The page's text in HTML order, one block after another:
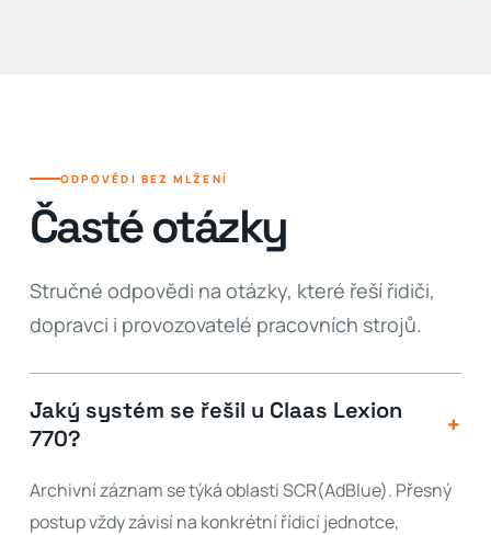
ODPOVĚDI BEZ MLŽENÍ
Časté otázky
Stručné odpovědi na otázky, které řeší řidiči,
dopravci i provozovatelé pracovních strojů.
Jaký systém se řešil u Claas Lexion
770?
+
Archivní záznam se týká oblasti SCR(AdBlue). Přesný
postup vždy závisí na konkrétní řídicí jednotce,